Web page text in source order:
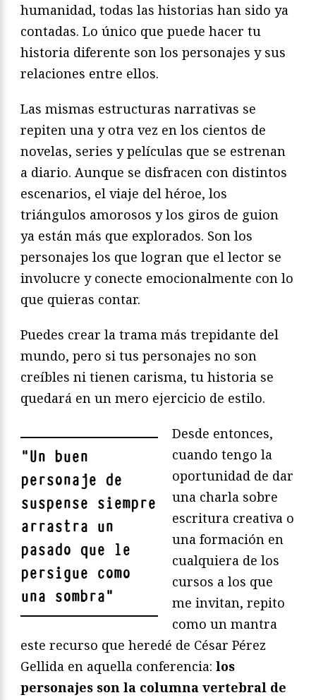
humanidad, todas las historias han sido ya
contadas. Lo único que puede hacer tu
historia diferente son los personajes y sus
relaciones entre ellos.
Las mismas estructuras narrativas se
repiten una y otra vez en los cientos de
novelas, series y películas que se estrenan
a diario. Aunque se disfracen con distintos
escenarios, el viaje del héroe, los
triángulos amorosos y los giros de guion
ya están más que explorados. Son los
personajes los que logran que el lector se
involucre y conecte emocionalmente con lo
que quieras contar.
Puedes crear la trama más trepidante del
mundo, pero si tus personajes no son
creíbles ni tienen carisma, tu historia se
quedará en un mero ejercicio de estilo.
"Un buen
personaje de
suspense siempre
arrastra un
pasado que le
persigue como
una sombra"
Desde entonces,
cuando tengo la
oportunidad de dar
una charla sobre
escritura creativa o
una formación en
cualquiera de los
cursos a los que
me invitan, repito
como un mantra
este recurso que heredé de César Pérez
Gellida en aquella conferencia: los
personajes son la columna vertebral de